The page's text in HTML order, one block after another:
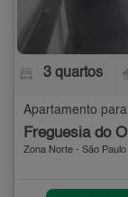
3 quartos
Freguesia do Ó
Zona Norte - São Paulo